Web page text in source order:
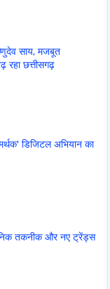
साय, मजबूत
छत्तीसगढ़
डिजिटल अभियान का
तकनीक और नए ट्रेंड्स